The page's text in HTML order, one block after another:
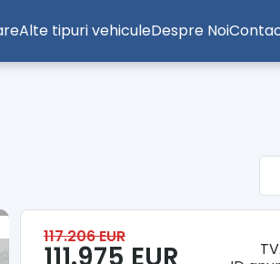
Alte tipuri vehiculeDespre Noi
117.206 EUR